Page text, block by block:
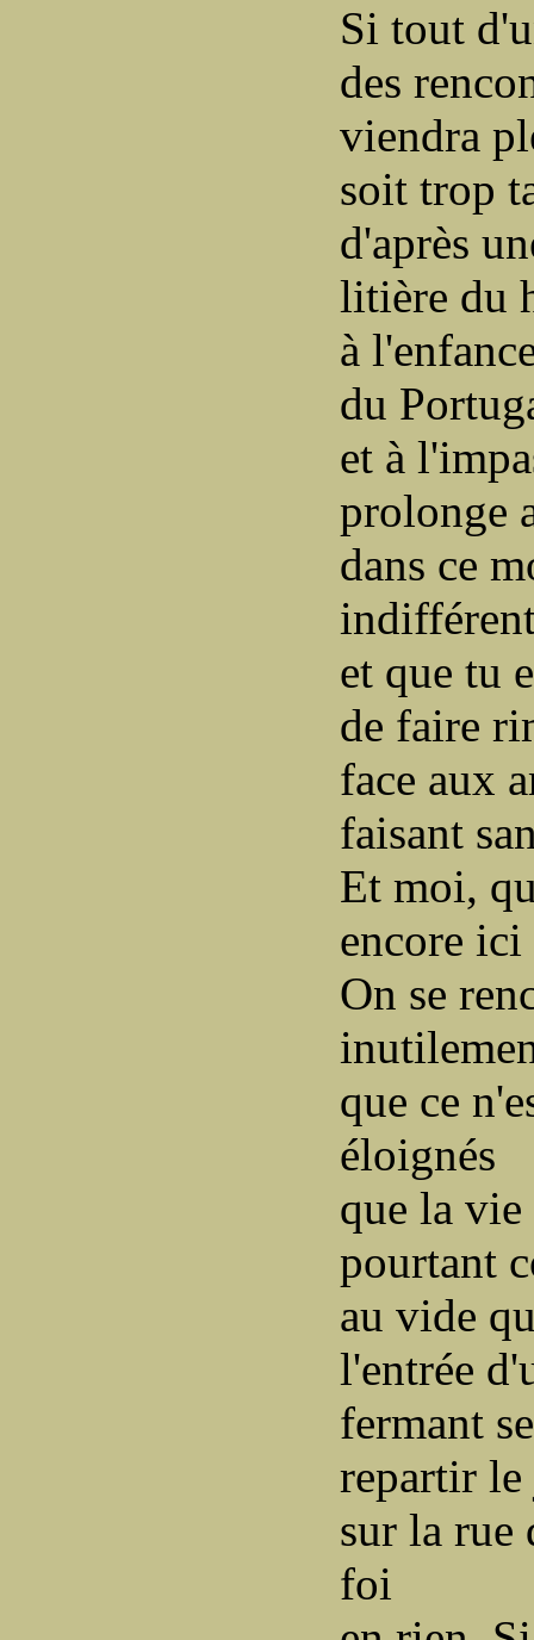
Si tout
des
viendra
soit trop
d'après
litière du
à
du
et à
prolonge
dans ce
et que tu
de faire
face aux
faisant
Et moi,
encore ici
On se
que ce
éloignés
que la vie
pourtant
au vide
l'entrée
fermant
repartir le
sur la rue
foi